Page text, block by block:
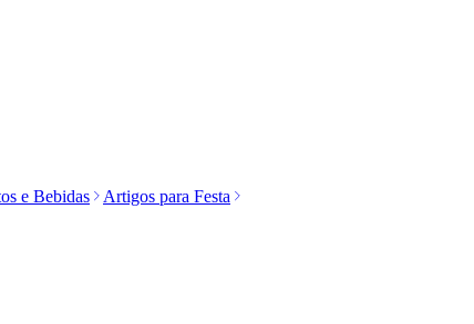
e Bebidas
Artigos para Festa